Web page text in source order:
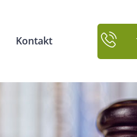
Kontakt